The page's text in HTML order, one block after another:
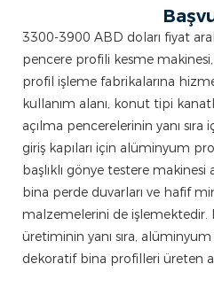
3300-3900 ABD doları fiyat
pencere profili kesme
profil işleme fabrikalarına
kullanım alanı, konut tipi
açılma pencerelerinin yanı
giriş kapıları için alüminyum
başlıklı gönye testere makinesi
bina perde duvarları ve hafif
malzemelerini de işlemektedir.
üretiminin yanı sıra,
dekoratif bina profilleri üreten